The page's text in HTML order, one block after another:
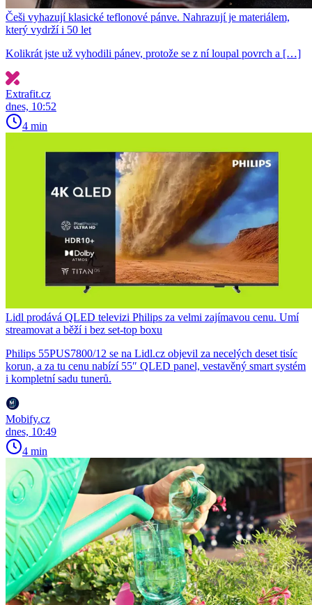
Češi vyhazují klasické teflonové pánve. Nahrazují je materiálem,
který vydrží i 50 let
Kolikrát jste už vyhodili pánev, protože se z ní loupal povrch a […]
Extrafit.cz
dnes, 10:52
4 min
Lidl prodává QLED televizi Philips za velmi zajímavou cenu. Umí
streamovat a běží i bez set-top boxu
Philips 55PUS7800/12 se na Lidl.cz objevil za necelých deset tisíc
korun, a za tu cenu nabízí 55″ QLED panel, vestavěný smart systém
i kompletní sadu tunerů.
Mobify.cz
dnes, 10:49
4 min